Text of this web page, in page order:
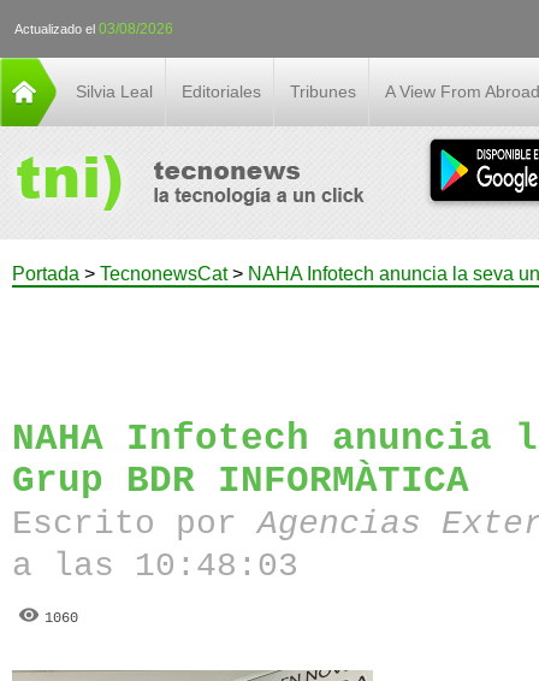
Actualizado el 03/08/2026
Silvia Leal Editoriales Tribunes A View From Abroad
Portada > TecnonewsCat > NAHA Infotech anuncia la seva
NAHA Infotech
Grup BDR INFORMÀTICA
Escrito porAgencias
a las 10:48:03
1060